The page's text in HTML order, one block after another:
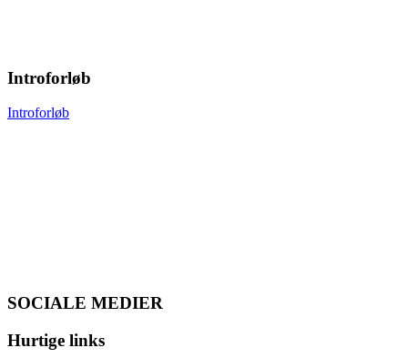
Introforløb
Introforløb
SOCIALE MEDIER
Hurtige links